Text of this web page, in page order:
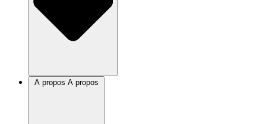
A propos